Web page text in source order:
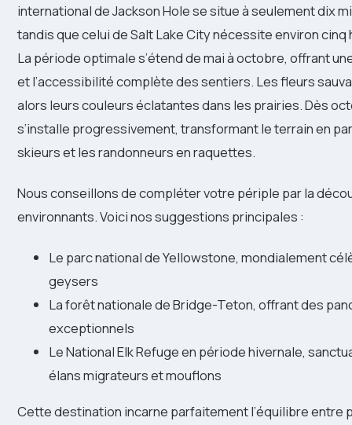
international de Jackson Hole se situe à seulement dix
tandis que celui de Salt Lake City nécessite environ
La période optimale s’étend de mai à octobre, offrant
et l’accessibilité complète des sentiers. Les fleurs
alors leurs couleurs éclatantes dans les prairies. Dès
s’installe progressivement, transformant le terrain en
skieurs et les randonneurs en raquettes.
Nous conseillons de compléter votre périple par la
environnants. Voici nos suggestions principales :
Le parc national de Yellowstone, mondialement
geysers
La forêt nationale de Bridge-Teton, offrant des
exceptionnels
Le National Elk Refuge en période hivernale,
élans migrateurs et mouflons
Cette destination incarne parfaitement l’équilibre entre